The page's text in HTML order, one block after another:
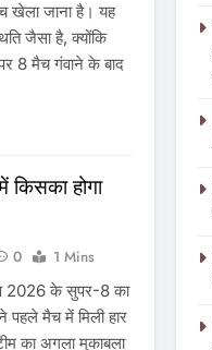
खेला जाना है। यह
जैसा है, क्योंकि
8 मैच गंवाने के बाद
किसका होगा
0
1 Mins
2026 के सुपर-8 का
पहले मैच में मिली हार
का अगला मुकाबला